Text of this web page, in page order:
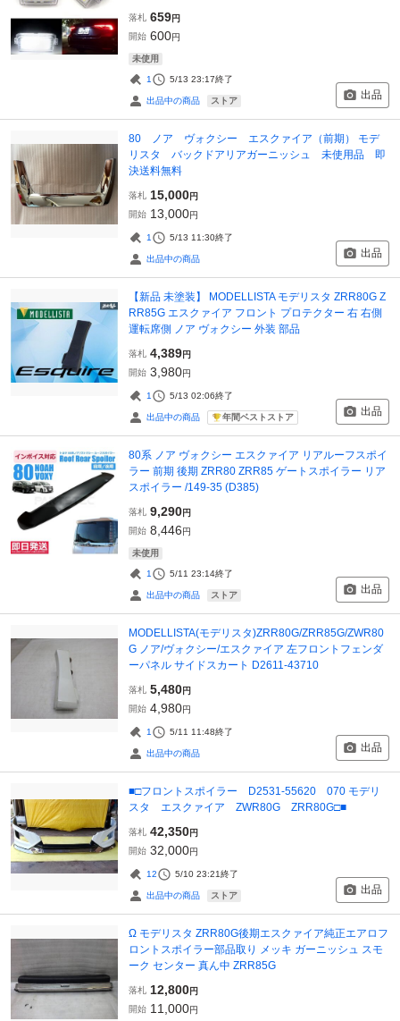
落札 659円
開始 600円
未使用
1 5/13 23:17終了
出品中の商品 ストア 出品
80 ノア ヴォクシー エスクァイア（前期） モデ
リスタ バックドアリアガーニッシュ 未使用品 即
決送料無料
落札 15,000円
開始 13,000円
1 5/13 11:30終了
出品中の商品 出品
【新品 未塗装】 MODELLISTA モデリスタ ZRR80G Z
RR85G エスクァイア フロント プロテクター 右 右側
運転席側 ノア ヴォクシー 外装 部品
落札 4,389円
開始 3,980円
1 5/13 02:06終了
出品中の商品 年間ベストストア 出品
80系 ノア ヴォクシー エスクァイア リアルーフスポイ
ラー 前期 後期 ZRR80 ZRR85 ゲートスポイラー リア
スポイラー /149-35 (D385)
落札 9,290円
開始 8,446円
未使用
1 5/11 23:14終了
出品中の商品 ストア 出品
MODELLISTA(モデリスタ)ZRR80G/ZRR85G/ZWR80
G ノア/ヴォクシー/エスクァイア 左フロントフェンダ
ーパネル サイドスカート D2611-43710
落札 5,480円
開始 4,980円
1 5/11 11:48終了
出品中の商品 出品
■□フロントスポイラー D2531-55620 070 モデリ
スタ エスクァイア ZWR80G ZRR80G□■
落札 42,350円
開始 32,000円
12 5/10 23:21終了
出品中の商品 ストア 出品
Ω モデリスタ ZRR80G後期エスクァイア純正エアロフ
ロントスポイラー部品取り メッキ ガーニッシュ スモ
ーク センター 真ん中 ZRR85G
落札 12,800円
開始 11,000円